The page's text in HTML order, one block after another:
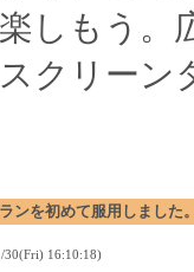
しもう。
クリー
ンを初めて服用しました
30(Fri) 16:10:18)